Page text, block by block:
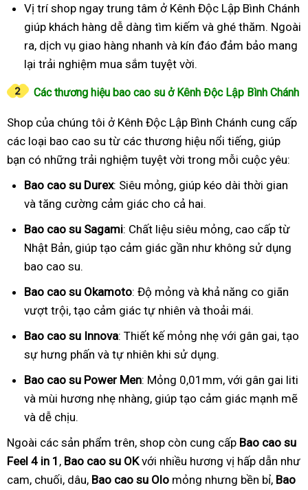
Vị trí shop ngay trung tâm ở Kênh Độc Lập Bình Chánh
giúp khách hàng dễ dàng tìm kiếm và ghé thăm. Ngoài
ra, dịch vụ giao hàng nhanh và kín đáo đảm bảo mang
lại trải nghiệm mua sắm tuyệt vời.
Các thương hiệu bao cao su ở Kênh Độc Lập Bình Chánh
Shop của chúng tôi ở Kênh Độc Lập Bình Chánh cung cấp
các loại bao cao su từ các thương hiệu nổi tiếng, giúp
bạn có những trải nghiệm tuyệt vời trong mỗi cuộc yêu:
Bao cao su Durex: Siêu mỏng, giúp kéo dài thời gian
và tăng cường cảm giác cho cả hai.
Bao cao su Sagami: Chất liệu siêu mỏng, cao cấp từ
Nhật Bản, giúp tạo cảm giác gần như không sử dụng
bao cao su.
Bao cao su Okamoto: Độ mỏng và khả năng co giãn
vượt trội, tạo cảm giác tự nhiên và thoải mái.
Bao cao su Innova: Thiết kế mỏng nhẹ với gân gai, tạo
sự hưng phấn và tự nhiên khi sử dụng.
Bao cao su Power Men: Mỏng 0,01mm, với gân gai liti
và mùi hương nhẹ nhàng, giúp tạo cảm giác mạnh mẽ
và dễ chịu.
Ngoài các sản phẩm trên, shop còn cung cấp Bao cao su
Feel 4 in 1 , Bao cao su OKvới nhiều hương vị hấp dẫn như
cam, chuối, dâu, Bao cao su Olo mỏng nhưng bền bỉ, Bao